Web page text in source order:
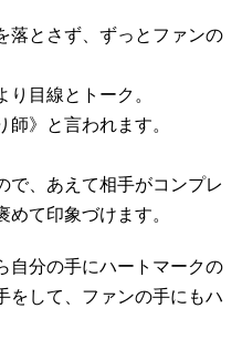
落とさず、ずっとファンの
目線とトーク。
》と言われます。
で、あえて相手がコンプレ
て印象づけます。
自分の手にハートマークの
をして、ファンの手にもハ